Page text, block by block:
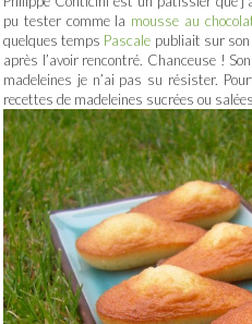
pu tester comme la mousse au
quelques temps Pascale publiait sur son
après l’avoir rencontré. Chanceuse !
madeleines je n’ai pas su résister.
recettes de madeleines sucrées ou